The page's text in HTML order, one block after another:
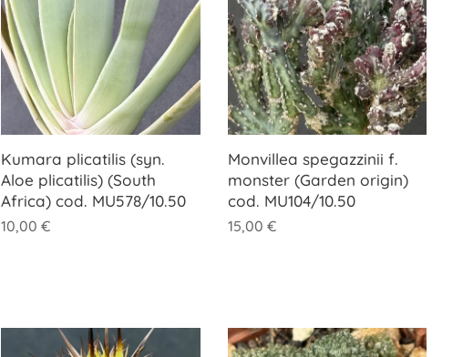
Kumara plicatilis (syn.
Aloe plicatilis) (South
Africa) cod. MU578/10.50
10,00 €
Monvillea spegazzinii f.
monster (Garden origin)
cod. MU104/10.50
15,00 €